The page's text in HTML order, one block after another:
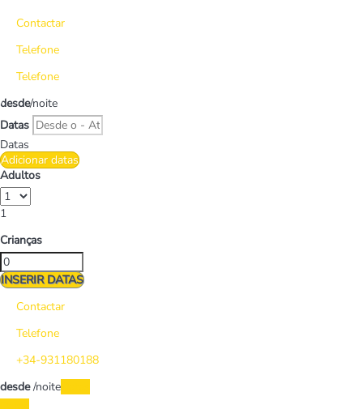
Contactar
Telefone
Telefone
desde/noite
Datas
Datas
Adicionar datas
Adultos
1
Crianças
INSERIR DATAS
Contactar
Telefone
+34-931180188
desde /noite